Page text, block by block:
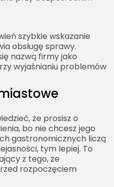
szybkie wskazanie
obsługę sprawy.
nazwą firmy jako
wyjaśnianiu problemów
że prosisz o
bo nie chcesz jego
gastronomicznych liczą
tym lepiej. To
z tego, że
rozpoczęciem